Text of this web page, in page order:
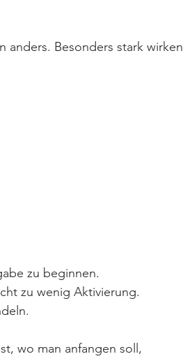
anders. Besonders stark wirken
zu beginnen.
zu wenig Aktivierung.
wo man anfangen soll,